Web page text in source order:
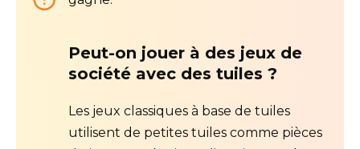
Peut-on jouer à des jeux de
société avec des tuiles ?
Les jeux classiques à base de tuiles
utilisent de petites tuiles comme pièces